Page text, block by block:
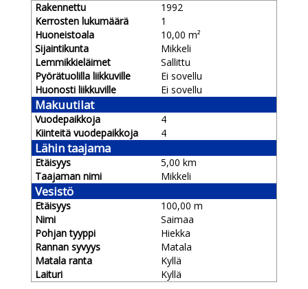
Rakennettu
1992
Kerrosten lukumäärä
1
Huoneistoala
10,00 m²
Sijaintikunta
Mikkeli
Lemmikkieläimet
Sallittu
Pyörätuolilla liikkuville
Ei sovellu
Huonosti liikkuville
Ei sovellu
Makuutilat
Vuodepaikkoja
4
Kiinteitä vuodepaikkoja
4
Lähin taajama
Etäisyys
5,00 km
Taajaman nimi
Mikkeli
Vesistö
Etäisyys
100,00 m
Nimi
Saimaa
Pohjan tyyppi
Hiekka
Rannan syvyys
Matala
Matala ranta
Kyllä
Laituri
Kyllä